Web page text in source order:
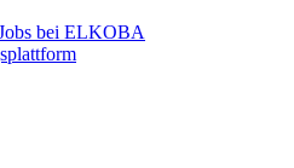
bei ELKOBA